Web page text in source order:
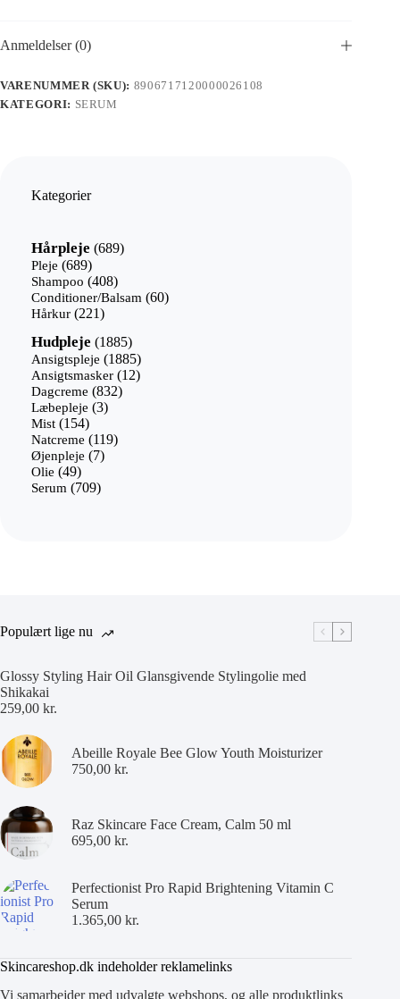
Anmeldelser (0)
VARENUMMER (SKU): 8906717120000026108
KATEGORI: SERUM
Kategorier
Hårpleje 689689
Pleje 689689
varer
Shampoo 408408
varer
Conditioner/Balsam 6060
Hårkur 221221
Hudpleje 18851885
varer
Ansigtspleje 18851885
varer
Ansigtsmasker 1212
Dagcreme 832832
Læbepleje 33
Mist 154154
varer
Natcreme 119119
Øjenpleje 77
Olie 4949
varer
Serum 709709
Populært lige nu
Glossy Styling Hair Oil Glansgivende Stylingolie med
Shikakai
259,00 kr.
Abeille Royale Bee Glow Youth Moisturizer
750,00 kr.
Raz Skincare Face Cream, Calm 50 ml
695,00 kr.
Perfectionist Pro Rapid Brightening Vitamin C
Serum
1.365,00 kr.
Skincareshop.dk indeholder reklamelinks
Vi samarbejder med udvalgte webshops, og alle produktlinks